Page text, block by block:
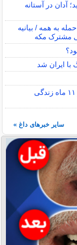
آدان در آستانه
به همه / بیانیه
مشترک مکه
با ایران شد
دستگیری قاتل قهرمان کراسفیت کشور بعد از ۱۱ ماه زندگی
سایر خبرهای داغ »